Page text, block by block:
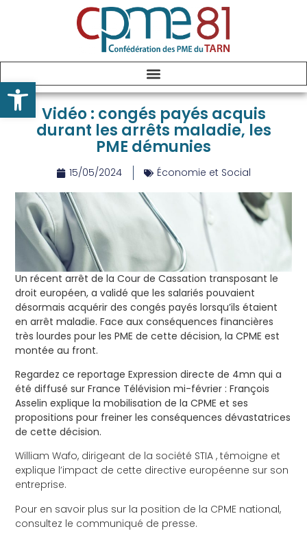
Vidéo : congés payés acquis
durant les arrêts maladie, les
PME démunies
15/05/2024 Économie et Social
Un récent arrêt de la Cour de Cassation transposant le
droit européen, a validé que les salariés pouvaient
désormais acquérir des congés payés lorsqu’ils étaient
en arrêt maladie. Face aux conséquences financières
très lourdes pour les PME de cette décision, la CPME est
montée au front.
Regardez ce reportage Expression directe de 4mn qui a
été diffusé sur France Télévision mi-février : François
Asselin explique la mobilisation de la CPME et ses
propositions pour freiner les conséquences dévastatrices
de cette décision.
William Wafo, dirigeant de la société STIA , témoigne et
explique l’impact de cette directive européenne sur son
entreprise.
Pour en savoir plus sur la position de la CPME national,
consultez le communiqué de presse.
Ouvrir la barre d’outils